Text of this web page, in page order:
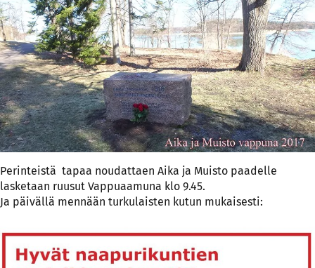
Perinteistä tapaa noudattaen Aika ja Muisto paadelle
lasketaan ruusut Vappuaamuna klo 9.45.
Ja päivällä mennään turkulaisten kutun mukaisesti: